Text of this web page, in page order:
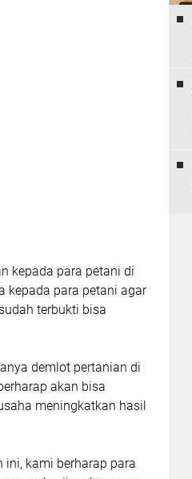
kepada para petani di
kepada para petani agar
terbukti bisa
demlot pertanian di
akan bisa
meningkatkan hasil
ini, kami berharap para